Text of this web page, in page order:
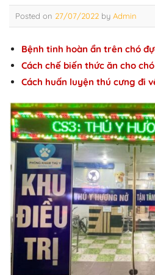
Posted on 27/07/2022 by Admin
Bệnh tinh hoàn ẩn trên chó
Cách chế biến thức ăn cho
Cách huấn luyện thú cưng đi